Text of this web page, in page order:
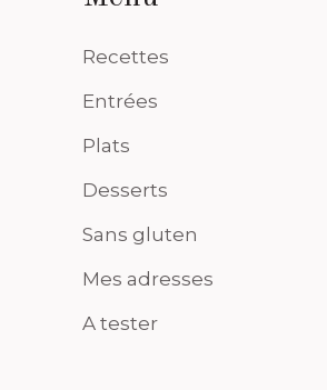
Recettes
Entrées
Plats
Desserts
Sans gluten
Mes adresses
A tester